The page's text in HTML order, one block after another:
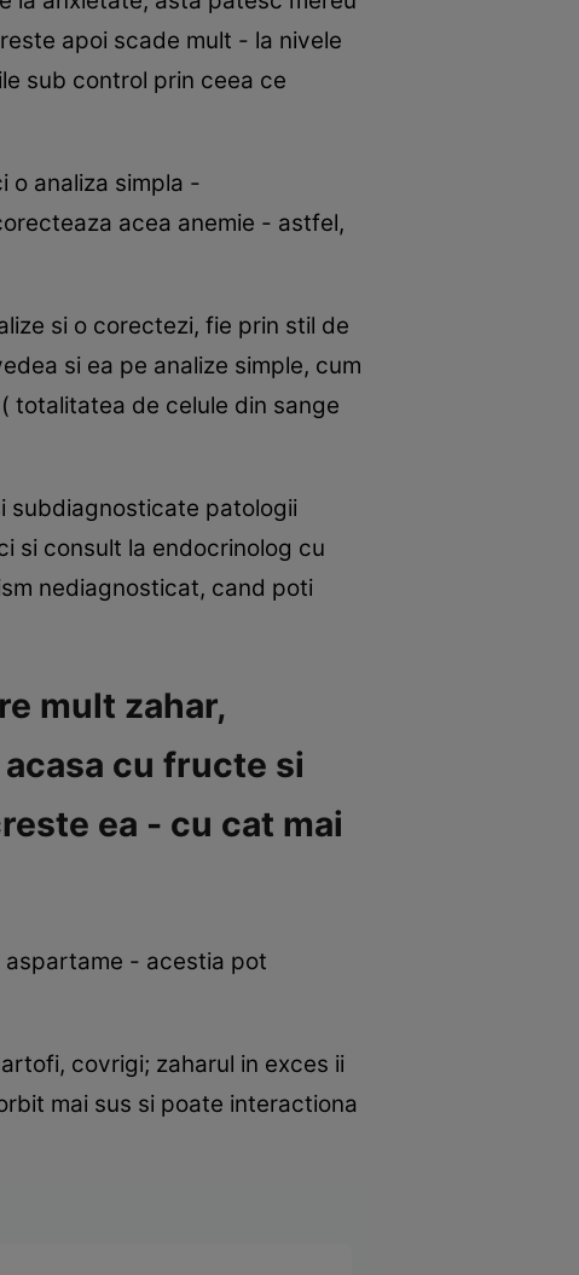
apoi scade mult - la nivele
sub control prin ceea ce
o analiza simpla -
acea anemie - astfel,
si o corectezi, fie prin stil de
si ea pe analize simple, cum
totalitatea de celule din sange
subdiagnosticate patologii
si consult la endocrinolog cu
nediagnosticat, cand poti
mult zahar,
cu fructe si
ea - cu cat mai
- acestia pot
covrigi; zaharul in exces ii
mai sus si poate interactiona